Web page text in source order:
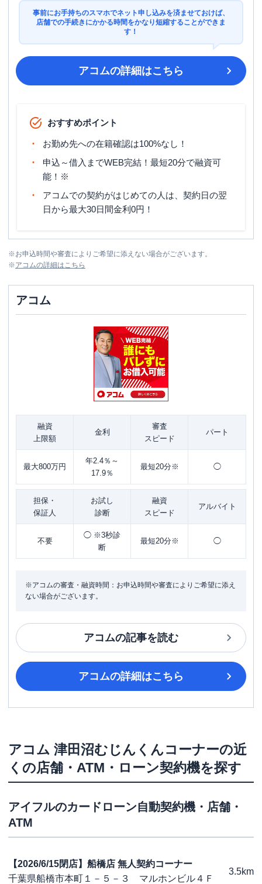
事前にお手持ちのスマホでネット申し込みを済ませておけば、
店舗での手続きにかかる時間をかなり短縮することができま
す！
アコムの詳細はこちら
おすすめポイント
お勤め先への在籍確認は100%なし！
申込～借入までWEB完結！最短20分で融資可
能！※
アコムでの契約がはじめての人は、契約日の翌
日から最大30日間金利0円！
※お申込時間や審査によりご希望に添えない場合がございます。
※アコムの詳細はこちら
アコム
融資
上限額
金利
審査
スピード
パート
最大800万円
年2.4％～
17.9％
最短20分※ ◯
担保・
保証人
お試し
診断
融資
スピード
アルバイト
不要
◯ ※3秒診
断
最短20分※ ◯
※アコムの審査・融資時間：お申込時間や審査によりご希望に添え
ない場合がございます。
アコムの記事を読む
アコムの詳細はこちら
アコム 津田沼むじんくんコーナーの近
くの店舗・ATM・ローン契約機を探す
アイフルのカードローン自動契約機・店舗・
ATM
【2026/6/15閉店】船橋店 無人契約コーナー
千葉県船橋市本町１－５－３ マルホンビル４Ｆ
3.5km